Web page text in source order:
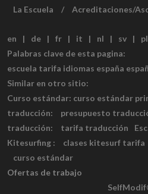
La Escuela
/ Acreditaciones/
en | de | fr | it | nl | sv | pl
Palabras clave de esta pagina:
escuela tarifa idiomas españa
Similar en otro sitio:
Curso estándar: curso estándar
traducción:
presupuesto
traducción:
tarifa traducción
Kitesurfing :
clases kitesurf tarifa
curso estándar
Ofertas de trabajo